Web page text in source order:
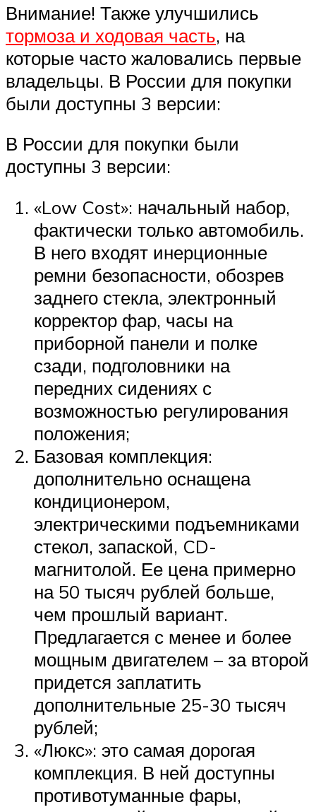
Внимание! Также улучшились
тормоза и ходовая часть, на
которые часто жаловались первые
владельцы. В России для покупки
были доступны 3 версии:
В России для покупки были
доступны 3 версии:
«Low Cost»: начальный набор,
фактически только автомобиль.
В него входят инерционные
ремни безопасности, обозрев
заднего стекла, электронный
корректор фар, часы на
приборной панели и полке
сзади, подголовники на
передних сидениях с
возможностью регулирования
положения;
Базовая комплекция:
дополнительно оснащена
кондиционером,
электрическими подъемниками
стекол, запаской, CD-
магнитолой. Ее цена примерно
на 50 тысяч рублей больше,
чем прошлый вариант.
Предлагается с менее и более
мощным двигателем – за второй
придется заплатить
дополнительные 25-30 тысяч
рублей;
«Люкс»: это самая дорогая
комплекция. В ней доступны
противотуманные фары,